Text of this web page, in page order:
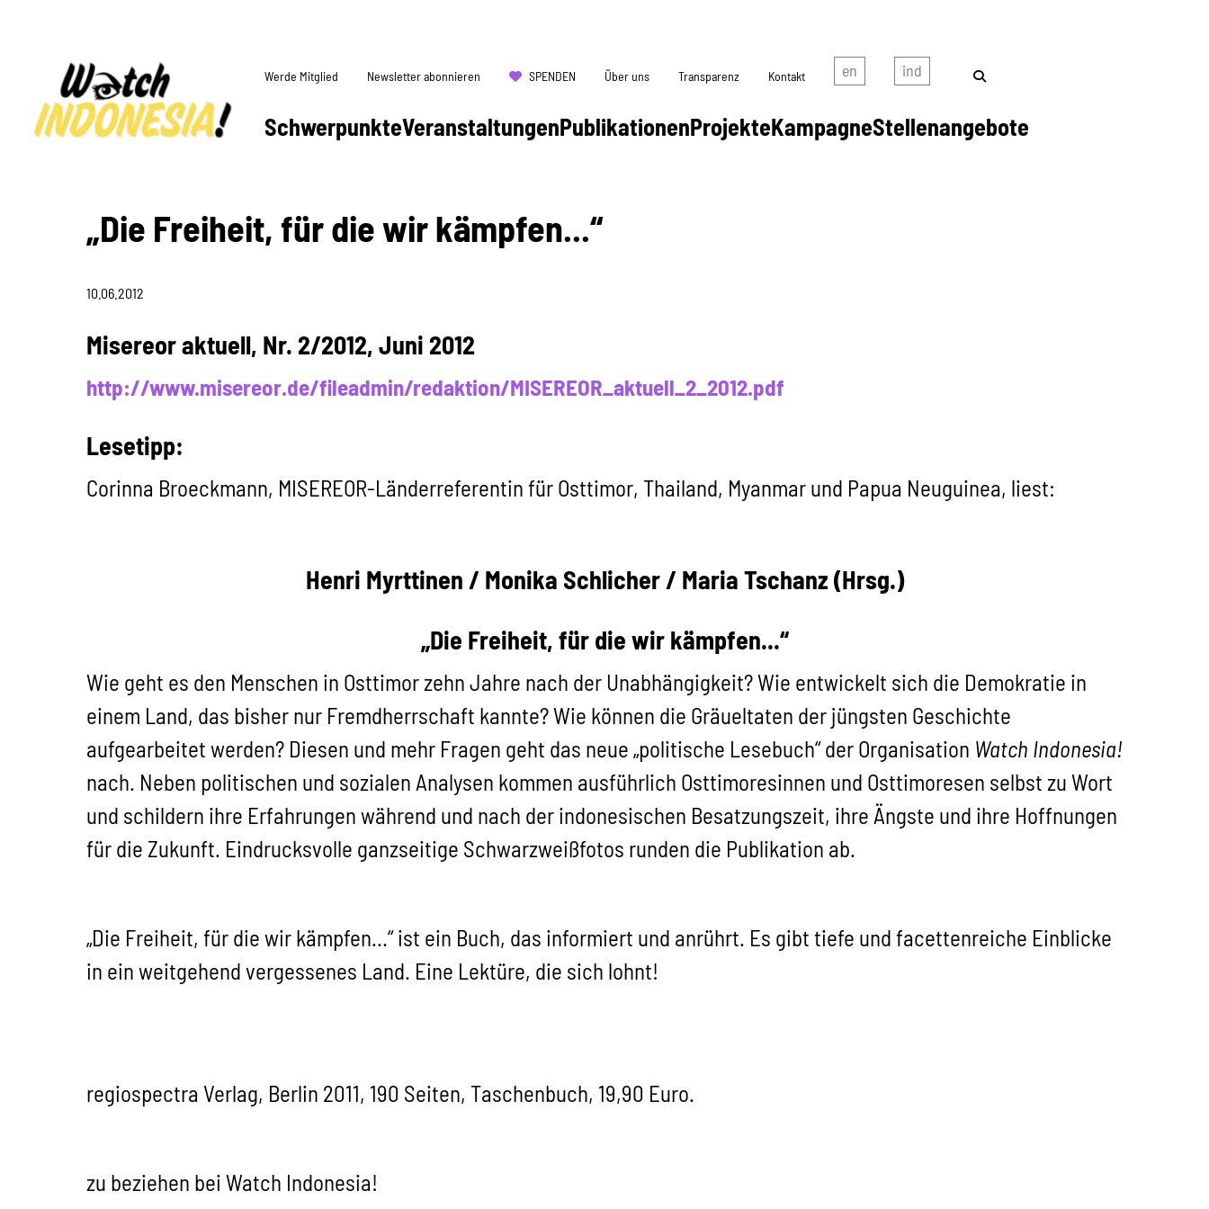
SchwerpunkteVeranstaltungenPublikationenProjekteKampagneStellenangebote
Werde Mitglied Newsletter abonnieren SPENDEN Über uns Transparenz Kontakt
„Die Freiheit, für die wir kämpfen...“
10.06.2012
Misereor aktuell, Nr. 2/2012, Juni 2012
http://www.misereor.de/fileadmin/redaktion/MISEREOR_aktuell_2_2012.pdf
Lesetipp:
Corinna Broeckmann, MISEREOR-Länderreferentin für Osttimor, Thailand, Myanmar und Papua Neuguinea, liest:
Henri Myrttinen / Monika Schlicher / Maria Tschanz (Hrsg.)
„Die Freiheit, für die wir kämpfen...“
Wie geht es den Menschen in Osttimor zehn Jahre nach der Unabhängigkeit? Wie entwickelt sich die Demokratie in
einem Land, das bisher nur Fremdherrschaft kannte? Wie können die Gräueltaten der jüngsten Geschichte
aufgearbeitet werden? Diesen und mehr Fragen geht das neue „politische Lesebuch“ der Organisation Watch Indonesia!
nach. Neben politischen und sozialen Analysen kommen ausführlich Osttimoresinnen und Osttimoresen selbst zu Wort
und schildern ihre Erfahrungen während und nach der indonesischen Besatzungszeit, ihre Ängste und ihre Hoffnungen
für die Zukunft. Eindrucksvolle ganzseitige Schwarzweißfotos runden die Publikation ab.
„Die Freiheit, für die wir kämpfen...“ ist ein Buch, das informiert und anrührt. Es gibt tiefe und facettenreiche Einblicke
in ein weitgehend vergessenes Land. Eine Lektüre, die sich lohnt!
regiospectra Verlag, Berlin 2011, 190 Seiten, Taschenbuch, 19,90 Euro.
zu beziehen bei Watch Indonesia!